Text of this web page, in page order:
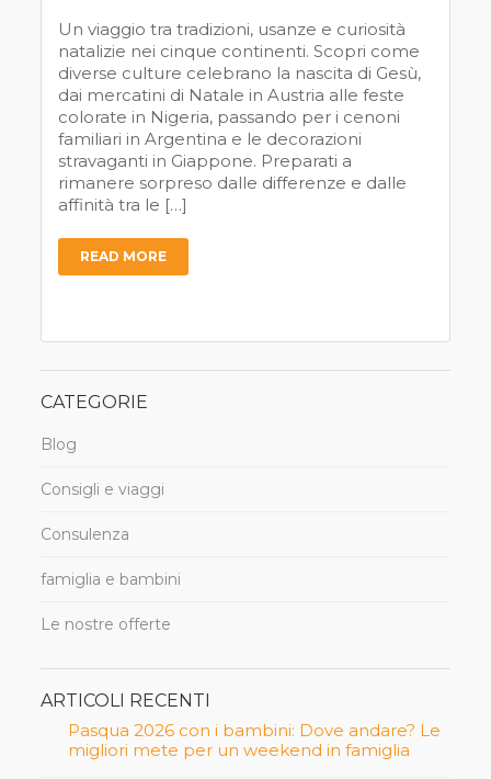
Un viaggio tra tradizioni, usanze e curiosità
natalizie nei cinque continenti. Scopri come
diverse culture celebrano la nascita di Gesù,
dai mercatini di Natale in Austria alle feste
colorate in Nigeria, passando per i cenoni
familiari in Argentina e le decorazioni
stravaganti in Giappone. Preparati a
rimanere sorpreso dalle differenze e dalle
affinità tra le […]
READ MORE
CATEGORIE
Blog
Consigli e viaggi
Consulenza
famiglia e bambini
Le nostre offerte
ARTICOLI RECENTI
Pasqua 2026 con i bambini: Dove andare? Le
migliori mete per un weekend in famiglia